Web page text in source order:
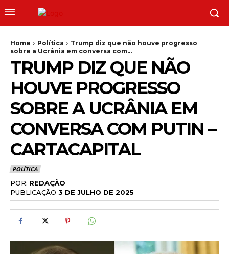
Home Política
Trump diz que não houve progresso
sobre a Ucrânia em conversa com...
TRUMP DIZ QUE NÃO
HOUVE PROGRESSO
SOBRE A UCRÂNIA EM
CONVERSA COM PUTIN –
CARTACAPITAL
POLÍTICA
POR: REDAÇÃO
PUBLICAÇÃO 3 DE JULHO DE 2025